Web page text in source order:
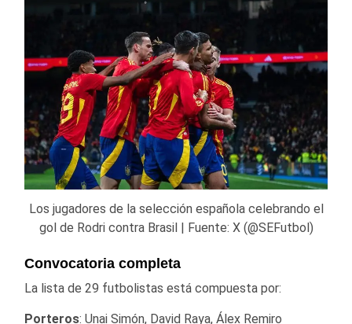
Los jugadores de la selección española celebrando el
gol de Rodri contra Brasil | Fuente: X (@SEFutbol)
Convocatoria completa
La lista de 29 futbolistas está compuesta por:
Porteros: Unai Simón, David Raya, Álex Remiro